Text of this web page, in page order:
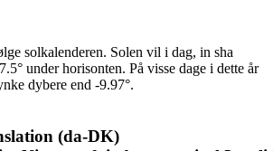
solkalenderen. Solen vil i dag, in sha
under horisonten. På visse dage i dette år
dybere end -9.97°.
(da-DK)